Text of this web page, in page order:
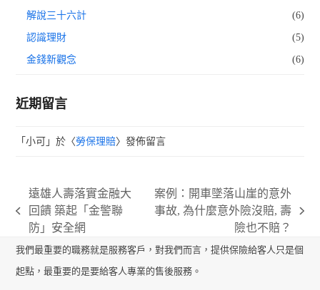
解說三十六計 (6)
認識理財 (5)
金錢新觀念 (6)
近期留言
「小可 」於〈勞保理賠〉發佈留言
previous
post:
遠雄人壽落實金融大
回饋 築起「金警聯
防」安全網
next
案例：開車墜落山崖的意外
事故, 為什麼意外險沒賠, 壽
險也不賠？
我們最重要的職務就是服務客戶，對我們而言，提供保險給客人只是個
起點，最重要的是要給客人專業的售後服務。